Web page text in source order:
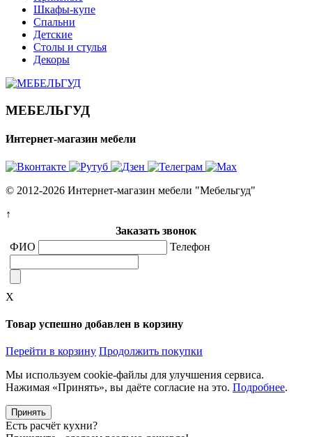
Шкафы-купе
Спальни
Детские
Столы и стулья
Декоры
МЕБЕЛЬГУД
Интернет-магазин мебели
© 2012-2026 Интернет-магазин мебели "Мебельгуд"
↑
Заказать звонок
ФИО
Телефон
X
Товар успешно добавлен в корзину
Перейти в корзину Продолжить покупки
Мы используем cookie-файлы для улучшения сервиса.
Нажимая «Принять», вы даёте согласие на это. Подробнее.
Принять
Есть расчёт кухни?